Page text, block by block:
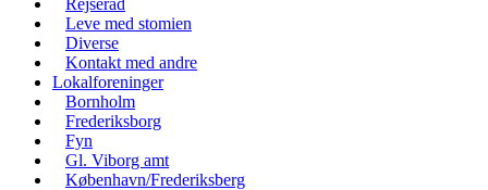
Rejseråd
Leve med stomien
Diverse
Kontakt med andre
Lokalforeninger
Bornholm
Frederiksborg
Fyn
Gl. Viborg amt
København/Frederiksberg